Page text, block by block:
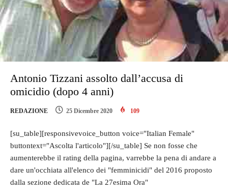
Antonio Tizzani assolto dall’accusa di
omicidio (dopo 4 anni)
REDAZIONE 25 Dicembre 2020 109
[su_table][responsivevoice_button voice="Italian Female"
buttontext="Ascolta l'articolo"][/su_table] Se non fosse che
aumenterebbe il rating della pagina, varrebbe la pena di andare a
dare un'occhiata all'elenco dei "femminicidi" del 2016 proposto
dalla sezione dedicata de "La 27esima Ora"